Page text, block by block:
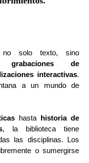
no solo texto, sino
grabaciones de
interactivas.
a un mundo de
hasta historia de
, la biblioteca tiene
las disciplinas. Los
o sumergirse